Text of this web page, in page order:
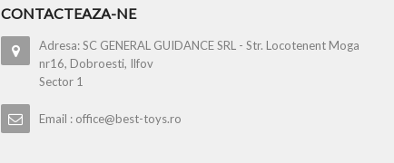
CONTACTEAZA-NE
Adresa: SC GENERAL GUIDANCE SRL - Str. Locotenent Moga
nr16, Dobroesti, Ilfov
Sector 1
Email : office@best-toys.ro